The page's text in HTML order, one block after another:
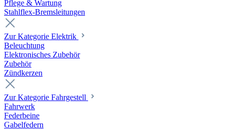
Pflege & Wartung
Stahlflex-Bremsleitungen
Zur Kategorie Elektrik
Beleuchtung
Elektronisches Zubehör
Zubehör
Zündkerzen
Zur Kategorie Fahrgestell
Fahrwerk
Federbeine
Gabelfedern